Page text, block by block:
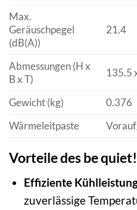
Max.
Geräuschpegel
(dB(A))
21.4
Abmessungen (H x
B x T)
135.5
Gewicht (kg)
0.376
Wärmeleitpaste
Vorteile des be
Effiziente
zuverlässige